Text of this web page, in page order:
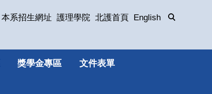
獎學金專區 文件表單
本系招生網址 護理學院 北護首頁 English